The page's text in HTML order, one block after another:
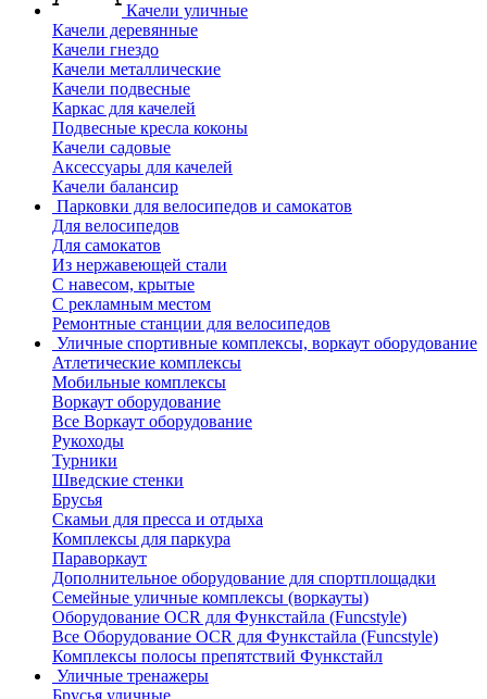
Качели уличные
Качели деревянные
Качели гнездо
Качели металлические
Качели подвесные
Каркас для качелей
Подвесные кресла коконы
Качели садовые
Аксессуары для качелей
Качели балансир
Парковки для велосипедов и самокатов
Для велосипедов
Для самокатов
Из нержавеющей стали
С навесом, крытые
С рекламным местом
Ремонтные станции для велосипедов
Уличные спортивные комплексы, воркаут оборудование
Атлетические комплексы
Мобильные комплексы
Воркаут оборудование
Все Воркаут оборудование
Рукоходы
Турники
Шведские стенки
Брусья
Скамьи для пресса и отдыха
Комплексы для паркура
Параворкаут
Дополнительное оборудование для спортплощадки
Семейные уличные комплексы (воркауты)
Оборудование OCR для Функстайла (Funcstyle)
Все Оборудование OCR для Функстайла (Funcstyle)
Комплексы полосы препятствий Функстайл
Уличные тренажеры
Брусья уличные